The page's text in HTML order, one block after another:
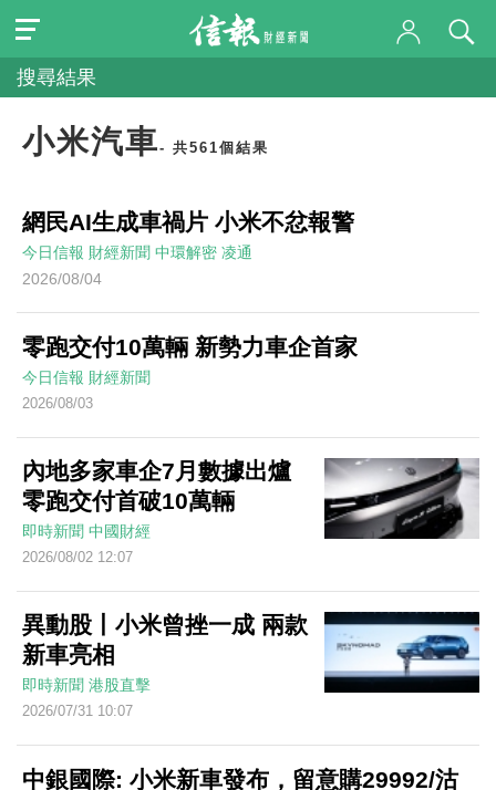
搜尋結果
小米汽車- 共561個結果
網民AI生成車禍片 小米不忿報警
今日信報 財經新聞 中環解密 凌通
2026/08/04
零跑交付10萬輛 新勢力車企首家
今日信報 財經新聞
2026/08/03
內地多家車企7月數據出爐
零跑交付首破10萬輛
即時新聞 中國財經
2026/08/02 12:07
異動股丨小米曾挫一成 兩款
新車亮相
即時新聞 港股直擊
2026/07/31 10:07
中銀國際: 小米新車發布，留意購29992/沽